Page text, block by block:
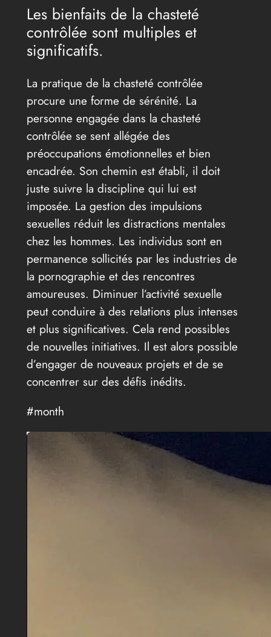
Les bienfaits de la chasteté
contrôlée sont multiples et
significatifs.
La pratique de la chasteté contrôlée
procure une forme de sérénité. La
personne engagée dans la chasteté
contrôlée se sent allégée des
préoccupations émotionnelles et bien
encadrée. Son chemin est établi, il doit
juste suivre la discipline qui lui est
imposée. La gestion des impulsions
sexuelles réduit les distractions mentales
chez les hommes. Les individus sont en
permanence sollicités par les industries de
la pornographie et des rencontres
amoureuses. Diminuer l’activité sexuelle
peut conduire à des relations plus intenses
et plus significatives. Cela rend possibles
de nouvelles initiatives. Il est alors possible
d’engager de nouveaux projets et de se
concentrer sur des défis inédits.
#month